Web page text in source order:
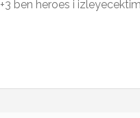
+3 ben heroes i